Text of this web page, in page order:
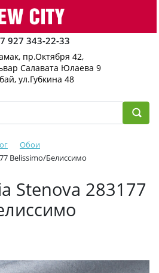
927 343-22-33
пр.Октября 42,
Салавата Юлаева 9
ул.Губкина 48
Обои
Belissimo/Белиссимо
Stenova 283177